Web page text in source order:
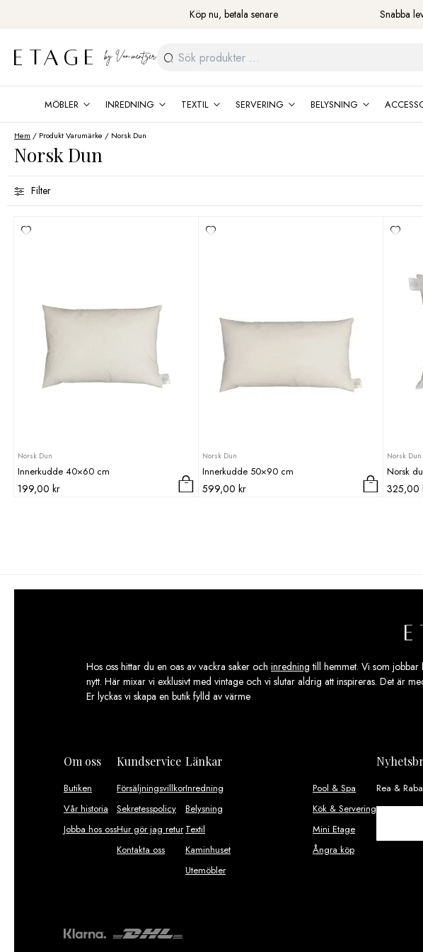
Köp nu, betala senare Snabba
Sök
efter:
MÖBLER INREDNING TEXTIL SERVERING BELYSNING
Hem / Produkt Varumärke / Norsk Dun
Norsk Dun
Filter
Norsk Dun
Innerkudde 40×60 cm
199,00 kr
Norsk Dun
Innerkudde 50×90 cm
599,00 kr
Norsk Dun
Norsk
325,00
Hos oss hittar du en oas av vackra saker och inredning till hemmet. Vi som jobbar
nytt. Här mixar vi exklusivt med vintage och vi slutar aldrig att inspireras. Det är
Er lyckas vi skapa en butik fylld av värme
Om oss
Butiken
Vår historia
Jobba hos oss
Kundservice
Försäljningsvillkor
Sekretesspolicy
Hur gör jag retur
Kontakta oss
Länkar
Inredning
Belysning
Textil
Kaminhuset
Utemöbler
Pool & Spa
Kök & Servering
Mini Etage
Ångra köp
Rea &